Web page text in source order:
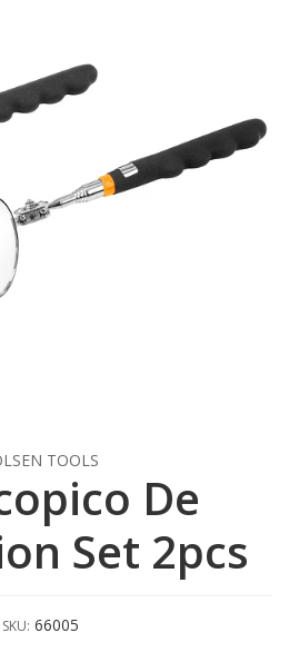
TOOLS
De
Set 2pcs
SKU: 66005